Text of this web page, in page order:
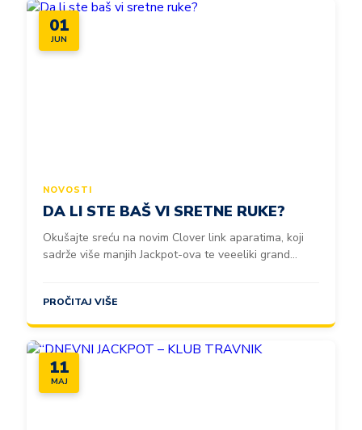
01
JUN
NOVOSTI
DA LI STE BAŠ VI SRETNE RUKE?
Okušajte sreću na novim Clover link aparatima, koji
sadrže više manjih Jackpot-ova te veeeliki grand...
PROČITAJ VIŠE
11
MAJ